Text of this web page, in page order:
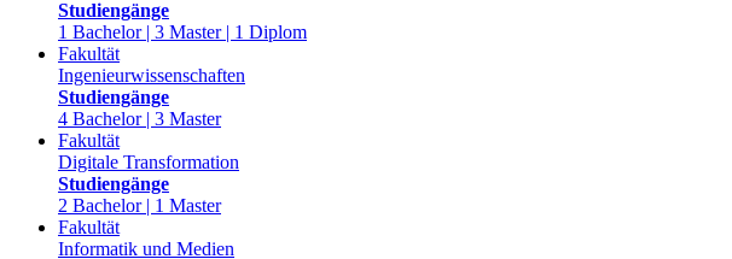
Studiengänge
1 Bachelor | 3 Master | 1 Diplom
Fakultät
Ingenieurwissenschaften
Studiengänge
4 Bachelor | 3 Master
Fakultät
Digitale Transformation
Studiengänge
2 Bachelor | 1 Master
Fakultät
Informatik und Medien